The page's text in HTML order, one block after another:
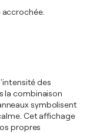
accrochée.
des
la combinaison
symbolisent
Cet affichage
propres